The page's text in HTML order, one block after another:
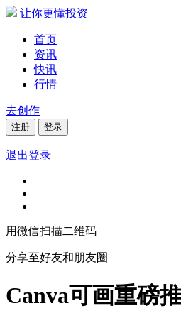
让你更懂投资
首页
资讯
快讯
行情
去创作
注册 登录
退出登录
用微信扫描二维码
分享至好友和朋友圈
Canva可画重磅